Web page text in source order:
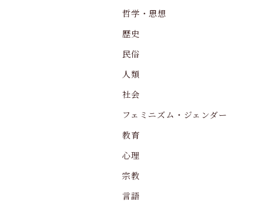
哲学・思想
歴史
民俗
人類
社会
フェミニズム・ジェンダー
教育
心理
宗教
言語